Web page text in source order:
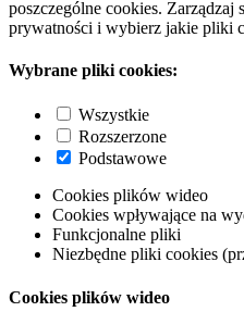
poszczególne cookies.
prywatności i wybierz jakie pliki
Wybrane pliki cookies:
Wszystkie
Rozszerzone
Podstawowe
Cookies plików wideo
Cookies wpływające na
Funkcjonalne pliki
Niezbędne pliki cookies
Cookies plików wideo